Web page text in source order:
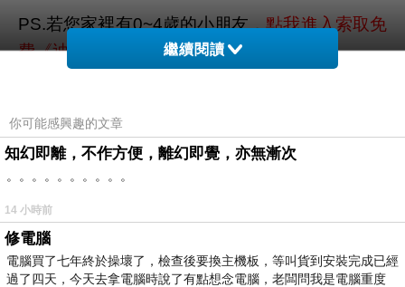
PS.若您家裡有0~4歲的小朋友，點我進入索取免
費《迪士尼美語世界試用包》
繼續閱讀
你可能感興趣的文章
知幻即離，不作方便，離幻即覺，亦無漸次
。。。。。。。。。。
14 小時前
修電腦
電腦買了七年終於操壞了，檢查後要換主機板，等叫貨到安裝完成已經
過了四天，今天去拿電腦時說了有點想念電腦，老闆問我是電腦重度